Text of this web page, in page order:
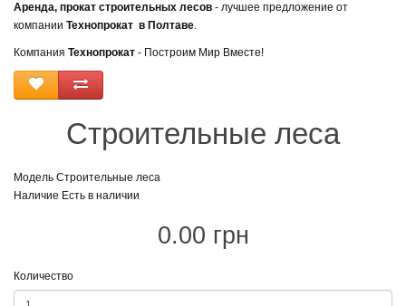
Аренда, прокат строительных лесов - лучшее предложение от
компании Технопрокат в Полтаве.
Компания Технопрокат - Построим Мир Вместе!
Строительные леса
Модель Строительные леса
Наличие Есть в наличии
0.00 грн
Количество